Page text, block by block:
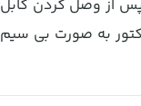
پس از وصل کردن کابل
به صورت بی سیم